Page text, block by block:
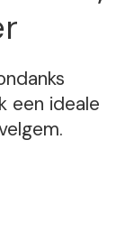
een ideale